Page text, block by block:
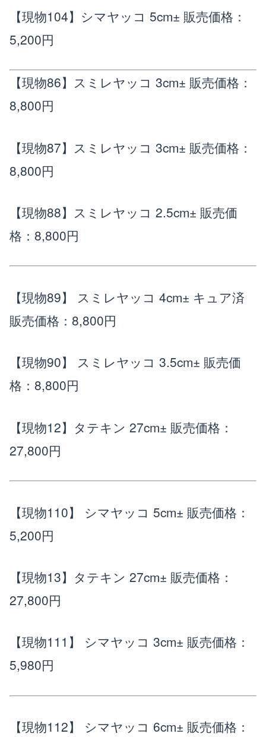
【現物104】シマヤッコ 5cm± 販売価格：
5,200円
【現物86】スミレヤッコ 3cm± 販売価格：
8,800円
【現物87】スミレヤッコ 3cm± 販売価格：
8,800円
【現物88】スミレヤッコ 2.5cm± 販売価
格：8,800円
【現物89】 スミレヤッコ 4cm± キュア済
販売価格：8,800円
【現物90】 スミレヤッコ 3.5cm± 販売価
格：8,800円
【現物12】タテキン 27cm± 販売価格：
27,800円
【現物110】 シマヤッコ 5cm± 販売価格：
5,200円
【現物13】タテキン 27cm± 販売価格：
27,800円
【現物111】 シマヤッコ 3cm± 販売価格：
5,980円
【現物112】 シマヤッコ 6cm± 販売価格：